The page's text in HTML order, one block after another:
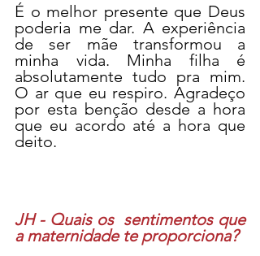
É o melhor presente que Deus
poderia me dar. A experiência
de ser mãe transformou a
minha vida. Minha filha é
absolutamente tudo pra mim.
O ar que eu respiro. Agradeço
por esta benção desde a hora
que eu acordo até a hora que
deito.
JH - Quais os  sentimentos que
a maternidade te proporciona?